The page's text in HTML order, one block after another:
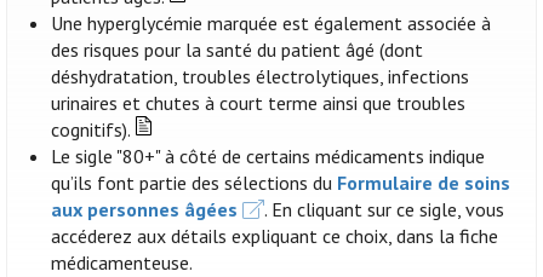
Une hyperglycémie marquée est également associée à
des risques pour la santé du patient âgé (dont
déshydratation, troubles électrolytiques, infections
urinaires et chutes à court terme ainsi que troubles
cognitifs).
Le sigle "80+" à côté de certains médicaments indique
qu’ils font partie des sélections du Formulaire de soins
aux personnes âgées
. En cliquant sur ce sigle, vous
accéderez aux détails expliquant ce choix, dans la fiche
médicamenteuse.